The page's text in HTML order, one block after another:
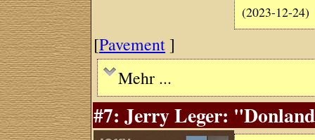
(2023-12-24)
[Pavement]
Mehr ...
#7: Jerry Leger: